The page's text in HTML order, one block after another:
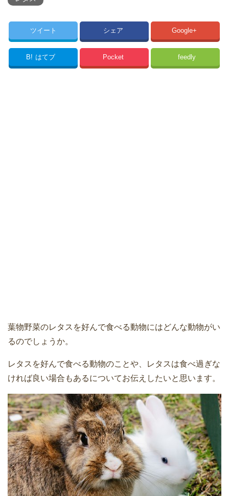
ツイート シェア Google+
B! はてブ Pocket feedly
葉物野菜のレタスを好んで食べる動物にはどんな動物がい
るのでしょうか。
レタスを好んで食べる動物のことや、レタスは食べ過ぎな
ければ良い場合もあるについてお伝えしたいと思います。